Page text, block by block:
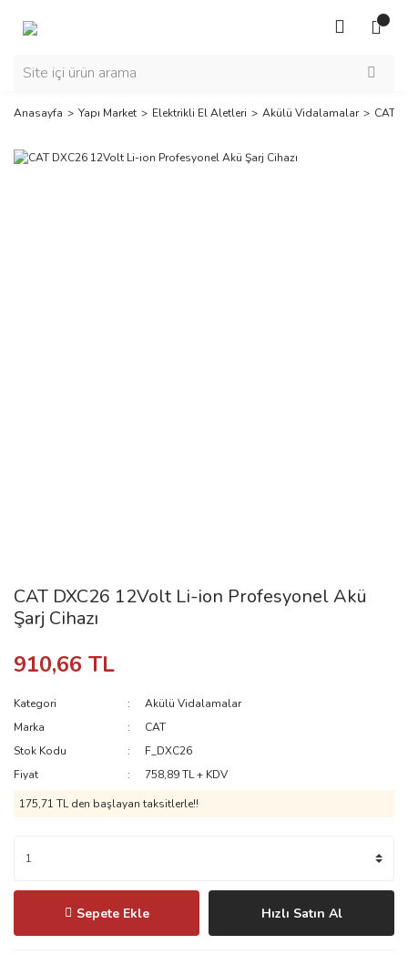
Anasayfa Yapı Market Elektrikli El Aletleri Akülü Vidalamalar CAT
CAT DXC26 12Volt Li-ion Profesyonel Akü
Şarj Cihazı
910,66 TL
Kategori
Akülü Vidalamalar
Marka
CAT
Stok Kodu
F_DXC26
Fiyat
758,89 TL + KDV
175,71 TL den başlayan taksitlerle!!
Sepete Ekle Hızlı Satın Al